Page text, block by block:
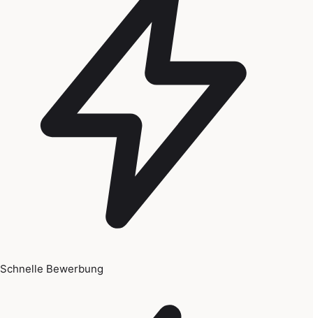
Schnelle Bewerbung